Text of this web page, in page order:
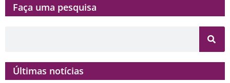
Faça uma pesquisa​​
Últimas notícias